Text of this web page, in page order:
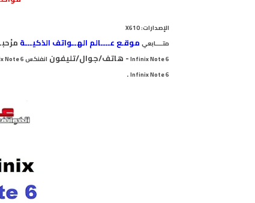
الإصدارات:X610
متــــابعي موقـع عــــالم الهــواتف الذكيـــة
Infinix Note 6- هاتف/جوال/تليفون انفنكس Infinix Note 6
Infinix Note 6
.